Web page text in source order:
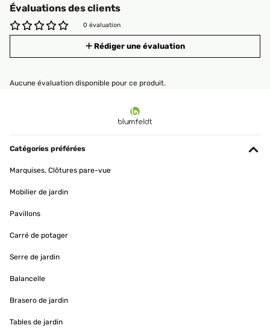
Évaluations des clients
0 évaluation
Rédiger une évaluation
Aucune évaluation disponible pour ce produit.
Catégories préférées
Marquises, Clôtures pare-vue
Mobilier de jardin
Pavillons
Carré de potager
Serre de jardin
Balancelle
Brasero de jardin
Tables de jardin